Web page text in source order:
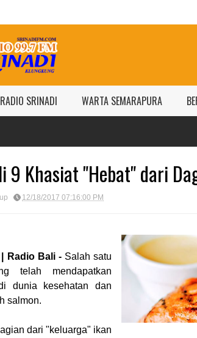
SRINADI WARTA SEMARAPURA
9 Khasiat "Hebat" dari
12/18/2017 07:16:00 PM
Radio Bali - Salah satu
telah mendapatkan
dunia kesehatan dan
salmon.
dari "keluarga" ikan